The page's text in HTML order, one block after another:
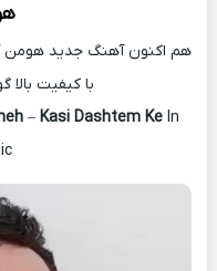
هم اکنون آهنگ جدید هومن
با کیفیت
– Kasi Dashtem KeIn